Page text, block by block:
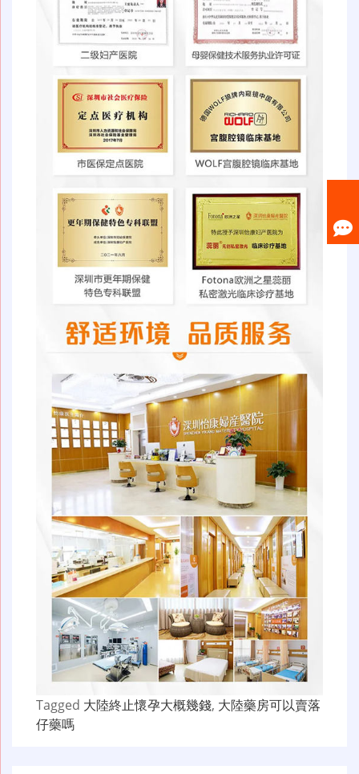
Tagged 大陸終止懷孕大概幾錢, 大陸藥房可以賣落
仔藥嗎